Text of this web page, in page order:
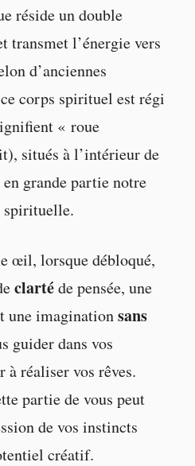
réside un double
transmet l’énergie vers
d’anciennes
corps spirituel est régi
« roue
situés à l’intérieur de
grande partie notre
spirituelle.
œil, lorsque débloqué,
clartéde pensée, une
une imaginationsans
guider dans vos
à réaliser vos rêves.
partie de vous peut
de vos instincts
créatif.